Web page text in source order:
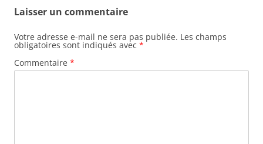
Laisser un commentaire
Votre adresse e-mail ne sera pas publiée. Les champs
obligatoires sont indiqués avec *
Commentaire *